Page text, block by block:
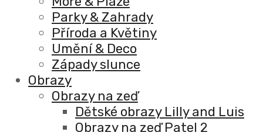
Parky & Zahrady
Příroda a Květiny
Umění & Deco
Západy slunce
Obrazy
Obrazy na zeď
Dětské obrazy Lilly and Luis
Obrazy na zeď Patel 2